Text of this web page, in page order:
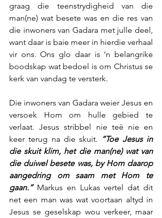
graag die teenstrydigheid van die
man(ne) wat besete was en die res van
die inwoners van Gadara met julle deel,
want daar is baie meer in hierdie verhaal
vir ons. Ons glo daar is ‘n belangrike
boodskap wat bedoel is om Christus se
kerk van vandag te versterk.
Die inwoners van Gadara weier Jesus en
versoek Hom om hulle gebied te
verlaat. Jesus stribbel nie teë nie en
keer terug na die skuit. “Toe Jesus in
die skuit klim, het die man(ne) wat van
die duiwel besete was, by Hom daarop
aangedring om saam met Hom te
gaan.” Markus en Lukas vertel dat dit
net een man was wat voortaan altyd in
Jesus se geselskap wou verkeer, maar